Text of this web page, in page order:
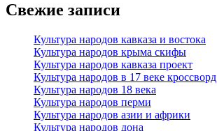
Свежие записи
Культура народов кавказа и востока
Культура народов крыма скифы
Культура народов кавказа проект
Культура народов в 17 веке кроссворд
Культура народов 18 века
Культура народов перми
Культура народов азии и африки
Культура народов дона